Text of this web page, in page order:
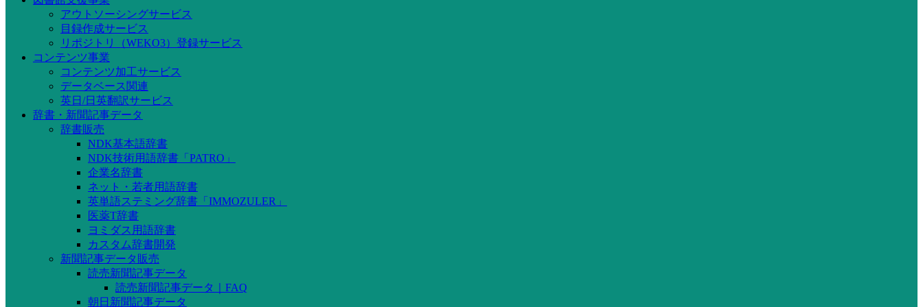
アウトソーシングサービス
目録作成サービス
リポジトリ（WEKO3）登録サービス
コンテンツ事業
コンテンツ加工サービス
データベース関連
英日/日英翻訳サービス
辞書・新聞記事データ
辞書販売
NDK基本語辞書
NDK技術用語辞書「PATRO」
企業名辞書
ネット・若者用語辞書
英単語ステミング辞書「IMMOZULER」
医薬T辞書
ヨミダス用語辞書
カスタム辞書開発
新聞記事データ販売
読売新聞記事データ
読売新聞記事データ｜FAQ
朝日新聞記事データ